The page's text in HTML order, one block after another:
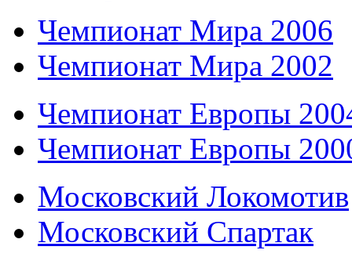
Чемпионат Мира 2006
Чемпионат Мира 2002
Чемпионат Европы
Чемпионат Европы
Московский Локомотив
Московский Спартак